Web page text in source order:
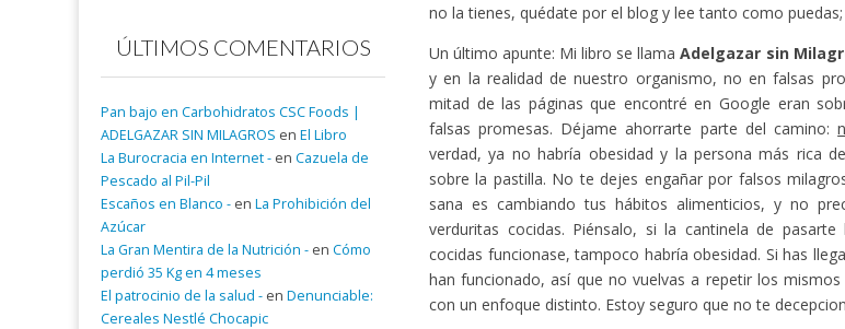
no la tienes, quédate por el blog y lee tanto como
Un último apunte: Mi libro se llamaAdelgazar sin
y en la realidad de nuestro organismo, no en falsas
mitad de las páginas que encontré en Google eran
falsas promesas. Déjame ahorrarte parte del camino:
verdad, ya no habría obesidad y la persona más rica
sobre la pastilla. No te dejes engañar por falsos
sana es cambiando tus hábitos alimenticios, y no
verduritas cocidas. Piénsalo, si la cantinela de
cocidas funcionase, tampoco habría obesidad. Si has
han funcionado, así que no vuelvas a repetir los
con un enfoque distinto. Estoy seguro que no te
ÚLTIMOS COMENTARIOS
Pan bajo en Carbohidratos CSC Foods |
ADELGAZAR SIN MILAGROS en El Libro
La Burocracia en Internet - en Cazuela de
Pescado al Pil-Pil
Escaños en Blanco - en La Prohibición del
Azúcar
La Gran Mentira de la Nutrición - en Cómo
perdió 35 Kg en 4 meses
El patrocinio de la salud - en Denunciable:
Cereales Nestlé Chocapic